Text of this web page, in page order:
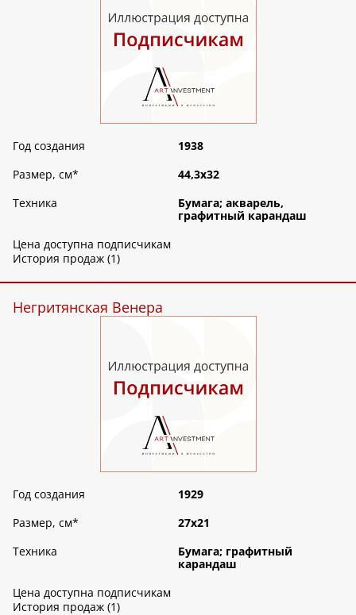
Год создания
1938
Размер, см*
44,3х32
Техника
Бумага; акварель,
графитный карандаш
Цена доступна подписчикам
История продаж (1)
Негритянская Венера
Год создания
1929
Размер, см*
27х21
Техника
Бумага; графитный
карандаш
Цена доступна подписчикам
История продаж (1)